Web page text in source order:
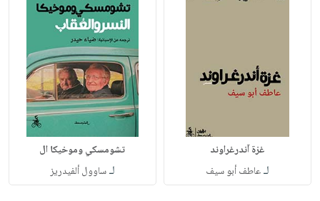
غزة آندرغراوند
لـعاطف أبو سيف
تشومسكي وموخيكا ال
لـساوول ألفيدريز